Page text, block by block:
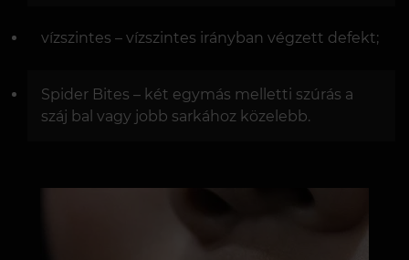
vízszintes – vízszintes irányban végzett defekt;
Spider Bites – két egymás melletti szúrás a
száj bal vagy jobb sarkához közelebb.